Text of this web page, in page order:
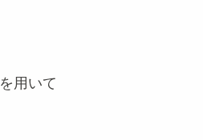
を用いて